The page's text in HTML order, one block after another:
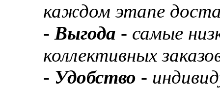
каждом этапе
- Выгода - самые
коллективных
- Удобство -